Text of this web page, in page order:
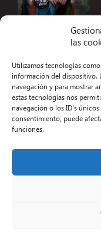
las
Utilizamos tecnologías
información del dispositivo.
navegación y para mostrar
estas tecnologías nos
navegación o los ID's
consentimiento, puede
funciones.